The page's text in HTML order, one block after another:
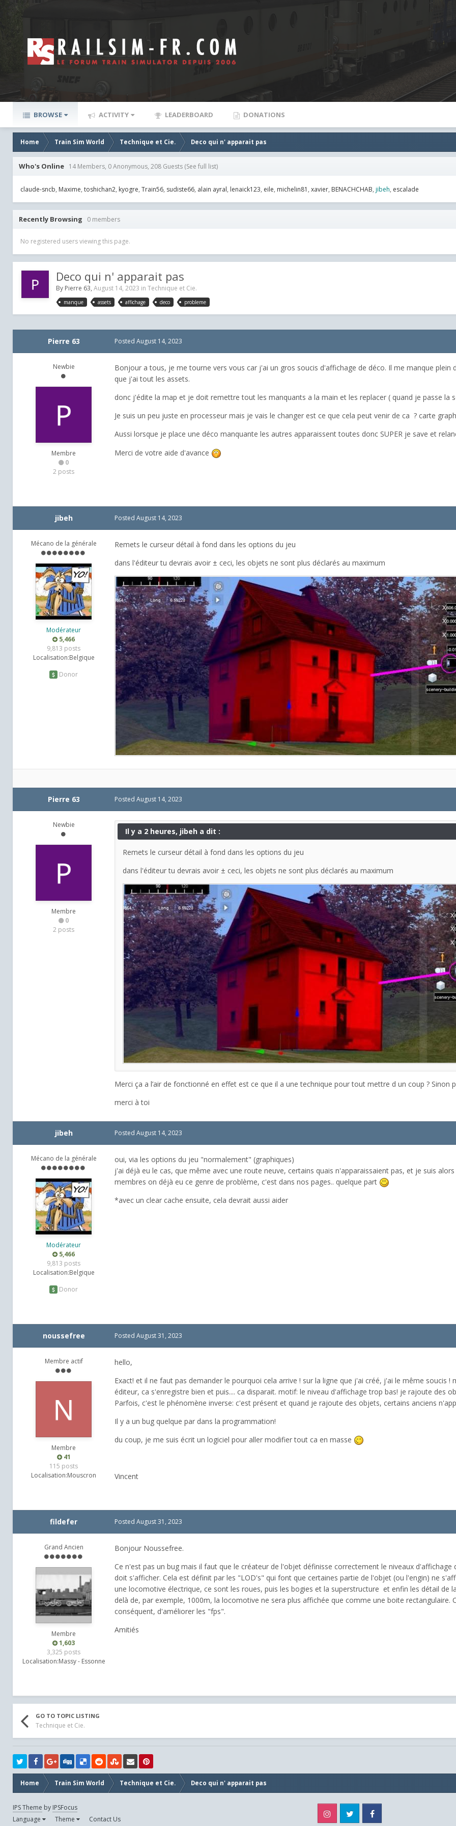
BROWSE ACTIVITY LEADERBOARD DONATIONS
Home Train Sim World Technique et Cie. Deco qui n' apparait pas
Who's Online 14 Members, 0 Anonymous, 208 Guests (See full list)
claude-sncb Maxime toshichan2 kyogre Train56 sudiste66 alain ayral lenaick123 eile michelin81 xavier BENACHCHAB jibeh escalade
Recently Browsing 0 members
No registered users viewing this page.
Deco qui n' apparait pas
By Pierre 63, August 14, 2023 in Technique et Cie.
manque assets affichage deco probleme
Pierre 63
Newbie
Membre
0
2 posts
Posted August 14, 2023
Bonjour a tous, je me tourne vers vous car j'ai un gros soucis d'affichage de déco. Il me manque
que j'ai tout les assets.
donc j'édite la map et je doit remettre tout les manquants a la main et les replacer ( quand je passe la
Je suis un peu juste en processeur mais je vais le changer est ce que cela peut venir de ca ? carte
Aussi lorsque je place une déco manquante les autres apparaissent toutes donc SUPER je save et
Merci de votre aide d'avance
jibeh
Mécano de la générale
Modérateur
5,466
9,813 posts
Localisation:Belgique
Donor
Posted August 14, 2023
Remets le curseur détail à fond dans les options du jeu
dans l'éditeur tu devrais avoir ± ceci, les objets ne sont plus déclarés au maximum
Pierre 63
Newbie
Membre
0
2 posts
Posted August 14, 2023
Il y a 2 heures, jibeh a dit :
Remets le curseur détail à fond dans les options du jeu
dans l'éditeur tu devrais avoir ± ceci, les objets ne sont plus déclarés au maximum
Merci ça a l’air de fonctionné en effet est ce que il a une technique pour tout mettre d un coup ? Sinon
merci à toi
jibeh
Mécano de la générale
Modérateur
5,466
9,813 posts
Localisation:Belgique
Donor
Posted August 14, 2023
oui, via les options du jeu "normalement" (graphiques)
j'ai déjà eu le cas, que même avec une route neuve, certains quais n'apparaissaient pas, et je suis
membres on déjà eu ce genre de problème, c'est dans nos pages.. quelque part
*avec un clear cache ensuite, cela devrait aussi aider
noussefree
Membre actif
Membre
41
115 posts
Localisation:Mouscron
Posted August 31, 2023
hello,
Exact! et il ne faut pas demander le pourquoi cela arrive ! sur la ligne que j'ai créé, j'ai le même soucis
éditeur, ca s'enregistre bien et puis.... ca disparait. motif: le niveau d'affichage trop bas! je rajoute des
Parfois, c'est le phénomène inverse: c'est présent et quand je rajoute des objets, certains anciens
Il y a un bug quelque par dans la programmation!
du coup, je me suis écrit un logiciel pour aller modifier tout ca en masse
Vincent
fildefer
Grand Ancien
Membre
1,603
3,325 posts
Localisation:Massy - Essonne
Posted August 31, 2023
Bonjour Noussefree.
Ce n'est pas un bug mais il faut que le créateur de l'objet définisse correctement le niveaux
doit s'afficher. Cela est définit par les "LOD's" qui font que certaines partie de l'objet (ou l'engin) ne
une locomotive électrique, ce sont les roues, puis les bogies et la superstructure et enfin les détail de
delà de, par exemple, 1000m, la locomotive ne sera plus affichée que comme une boite rectangulaire.
conséquent, d'améliorer les "fps".
Amitiés
GO TO TOPIC LISTING
Technique et Cie.
Home Train Sim World Technique et Cie. Deco qui n' apparait pas
IPS Theme by IPSFocus
Language
Theme Contact Us
Instagram Twitter